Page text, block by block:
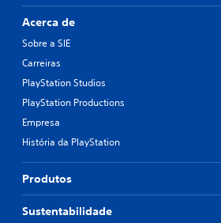
Acerca de
Sobre a SIE
Carreiras
PlayStation Studios
PlayStation Productions
Empresa
História da PlayStation
Produtos
Sustentabilidade